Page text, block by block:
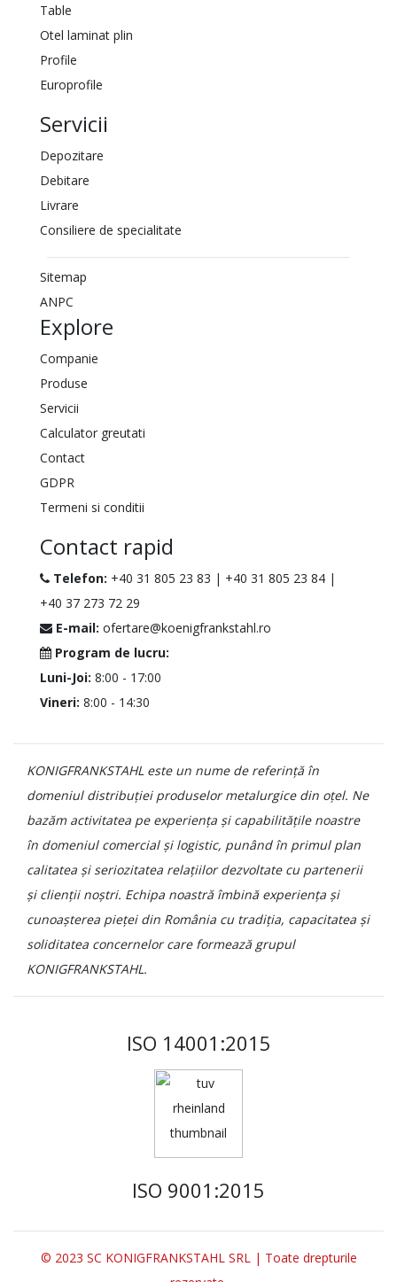
Table
Otel laminat plin
Profile
Europrofile
Servicii
Depozitare
Debitare
Livrare
Consiliere de specialitate
Sitemap
ANPC
Explore
Companie
Produse
Servicii
Calculator greutati
Contact
GDPR
Termeni si conditii
Contact rapid
Telefon: +40 31 805 23 83 | +40 31 805 23 84 |
+40 37 273 72 29
E-mail: ofertare@koenigfrankstahl.ro
Program de lucru:
Luni-Joi: 8:00 - 17:00
Vineri: 8:00 - 14:30
KONIGFRANKSTAHL este un nume de referință în
domeniul distribuției produselor metalurgice din oțel. Ne
bazăm activitatea pe experiența și capabilitățile noastre
în domeniul comercial și logistic, punând în primul plan
calitatea și seriozitatea relațiilor dezvoltate cu partenerii
și clienții noștri. Echipa noastră îmbină experiența și
cunoașterea pieței din România cu tradiția, capacitatea și
soliditatea concernelor care formează grupul
KONIGFRANKSTAHL.
ISO 14001:2015
ISO 9001:2015
© 2023 SC KONIGFRANKSTAHL SRL | Toate drepturile